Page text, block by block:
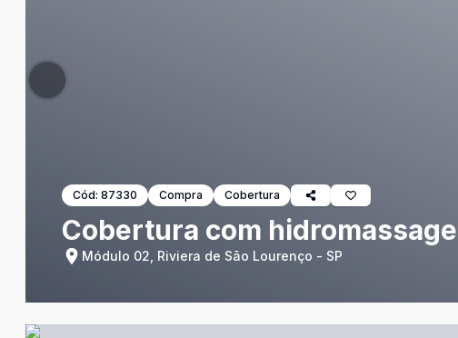
Cód: 87330 Compra Cobertura
Cobertura com
Módulo 02, Riviera de São Lourenço - SP